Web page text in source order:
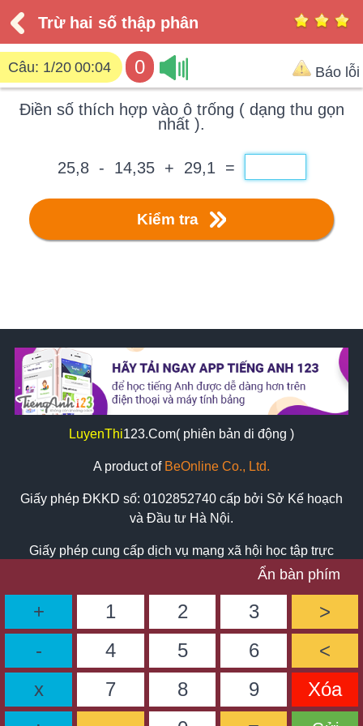
Trừ hai số thập phân
Điền số thích hợp vào ô trống ( dạng thu gọn
nhất ).
25,8 - 14,35 + 29,1 =
Ẩn bàn phím
+ 1 2 3
>
-
4 5 6
<
x
7 8 9
Xóa
Kiểm tra
Câu: 1/20 00:04 0 Báo lỗi
LuyenThi123.Com( phiên bản di động )
A product of BeOnline Co., Ltd.
Giấy phép ĐKKD số: 0102852740 cấp bởi Sở Kế hoạch
và Đầu tư Hà Nội.
Giấy phép cung cấp dịch vụ mạng xã hội học tập trực
tuyến số: 524/GP-BTTTT cấp ngày 24/11/2016 bởi Bộ
Địa chỉ: số nhà 13, ngõ 259/9 phố Vọng, Phường Tương
Mai, Hà Nội.
Tel:02473080123 - 02436628077 (8:30am-9pm)
Zalo: 0898569620 hoặc 0934626775
Email: support@luyenthi123.com